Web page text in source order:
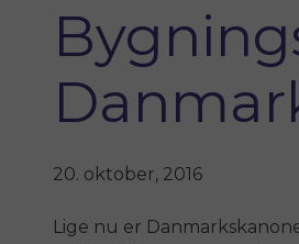
20. oktober, 2016
Lige nu er